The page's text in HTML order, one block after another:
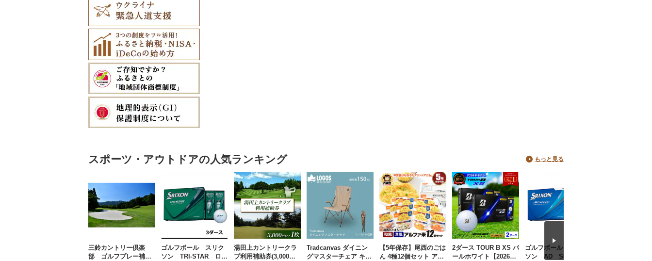
スポーツ・アウトドアの人気ランキング もっと見る
三鈴カントリー倶楽
部 ゴルフプレー補助
ゴルフボール スリク
ソン TRI-STAR ロイ
湯田上カントリークラ
ブ利用補助券(3,000円×
Tradcanvas ダイニン
グマスターチェア キャ
【5年保存】尾西のごは
ん 4種12個セット アル
2ダース TOUR B XS パ
ールホワイト【2026年
ゴルフボール スリク
ソン AD SPEED